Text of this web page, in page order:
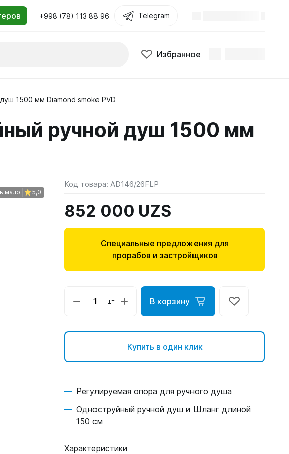
+998 (78) 113 88 96 Telegram
Избранное
1500 мм Diamond smoke PVD
ручной душ 1500 мм
мало 5,0
Код товара:AD146/26FLP
852 000 UZS
Специальные предложения для
прорабов и застройщиков
шт В корзину
Купить в один клик
Регулируемая опора для ручного душа
Одноструйный ручной душ и Шланг длиной
150 см
Характеристики